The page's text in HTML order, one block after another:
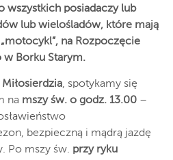
wszystkich posiadaczy lub
lub wielośladów, które mają
na Rozpoczęcie
Borku Starym.
, spotykamy się
na mszy św. o godz. 13.00 –
bezpieczną i mądrą jazdę
Po mszy św. przy ryku